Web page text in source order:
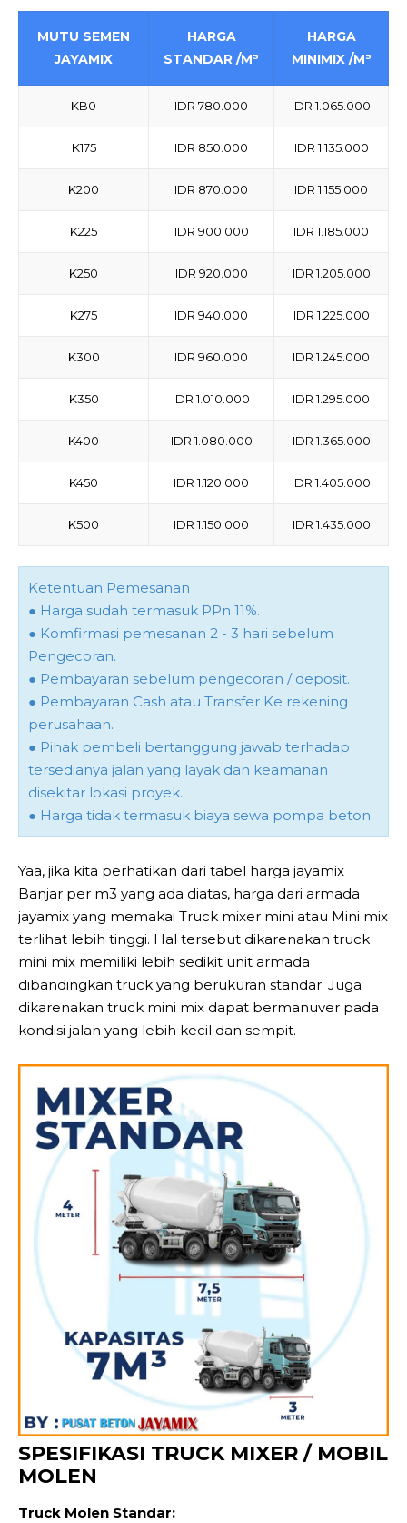
MUTU SEMEN
JAYAMIX
HARGA
STANDAR /M³
HARGA
MINIMIX /M³
KB0 IDR 780.000 IDR 1.065.000
K175 IDR 850.000 IDR 1.135.000
K200 IDR 870.000 IDR 1.155.000
K225 IDR 900.000 IDR 1.185.000
K250 IDR 920.000 IDR 1.205.000
K275 IDR 940.000 IDR 1.225.000
K300 IDR 960.000 IDR 1.245.000
K350 IDR 1.010.000 IDR 1.295.000
K400 IDR 1.080.000 IDR 1.365.000
K450 IDR 1.120.000 IDR 1.405.000
K500 IDR 1.150.000 IDR 1.435.000
Ketentuan Pemesanan
● Harga sudah termasuk PPn 11%.
● Komfirmasi pemesanan 2 - 3 hari sebelum
Pengecoran.
● Pembayaran sebelum pengecoran / deposit.
● Pembayaran Cash atau Transfer Ke rekening
perusahaan.
● Pihak pembeli bertanggung jawab terhadap
tersedianya jalan yang layak dan keamanan
disekitar lokasi proyek.
● Harga tidak termasuk biaya sewa pompa beton.
Yaa, jika kita perhatikan dari tabel harga jayamix
Banjar per m3 yang ada diatas, harga dari armada
jayamix yang memakai Truck mixer mini atau Mini mix
terlihat lebih tinggi. Hal tersebut dikarenakan truck
mini mix memiliki lebih sedikit unit armada
dibandingkan truck yang berukuran standar. Juga
dikarenakan truck mini mix dapat bermanuver pada
kondisi jalan yang lebih kecil dan sempit.
SPESIFIKASI TRUCK MIXER / MOBIL
MOLEN
Truck Molen Standar: